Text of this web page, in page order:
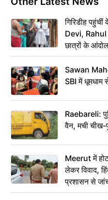
गिरिडीह
Devi, Rahul
छात्रों के
Sawan
SBI में धूमधाम
Raebareli:
वैन, मची चीख-
Meerut में
लेकर विवाद,
प्रशासन से